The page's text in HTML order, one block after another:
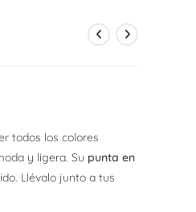
todos los colores
y ligera. Su punta en
Llévalo junto a tus